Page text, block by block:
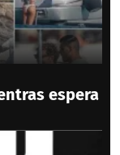
espera